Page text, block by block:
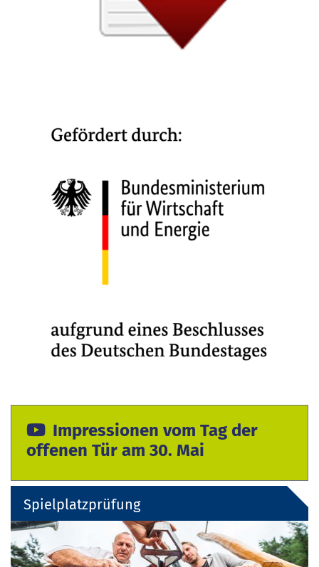
Impressionen vom Tag der
offenen Tür am 30. Mai
Spielplatzprüfung